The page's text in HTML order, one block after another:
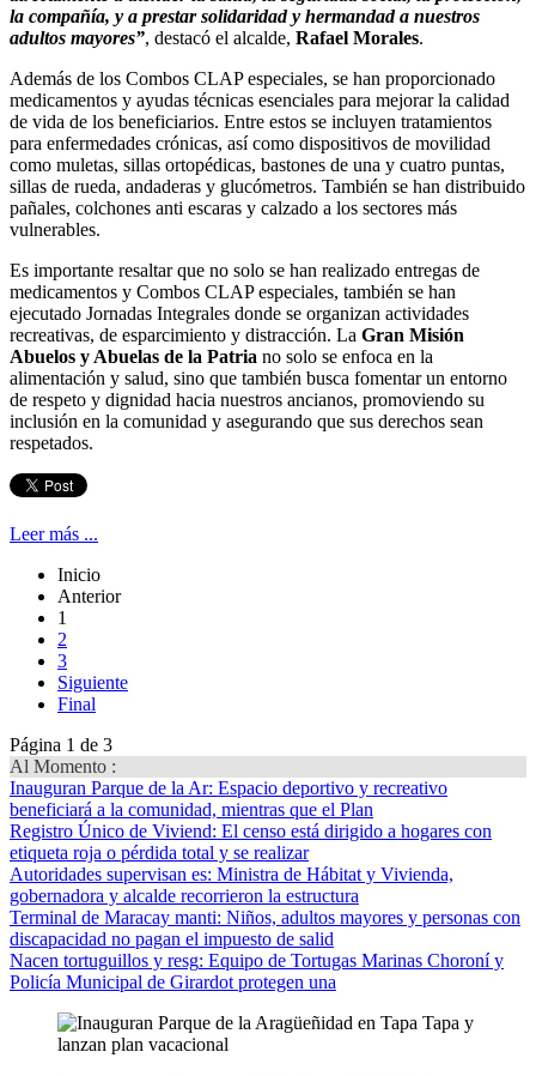
la compañía, y a prestar solidaridad y hermandad a nuestros
adultos mayores”, destacó el alcalde, Rafael Morales.
Además de los Combos CLAP especiales, se han proporcionado
medicamentos y ayudas técnicas esenciales para mejorar la calidad
de vida de los beneficiarios. Entre estos se incluyen tratamientos
para enfermedades crónicas, así como dispositivos de movilidad
como muletas, sillas ortopédicas, bastones de una y cuatro puntas,
sillas de rueda, andaderas y glucómetros. También se han distribuido
pañales, colchones anti escaras y calzado a los sectores más
vulnerables.
Es importante resaltar que no solo se han realizado entregas de
medicamentos y Combos CLAP especiales, también se han
ejecutado Jornadas Integrales donde se organizan actividades
recreativas, de esparcimiento y distracción. La Gran Misión
Abuelos y Abuelas de la Patria no solo se enfoca en la
alimentación y salud, sino que también busca fomentar un entorno
de respeto y dignidad hacia nuestros ancianos, promoviendo su
inclusión en la comunidad y asegurando que sus derechos sean
respetados.
Leer más ...
Inicio
Anterior
1
2
3
Siguiente
Final
Página 1 de 3
Al Momento :
Inauguran Parque de la Ar: Espacio deportivo y recreativo
beneficiará a la comunidad, mientras que el Plan
Registro Único de Viviend: El censo está dirigido a hogares con
etiqueta roja o pérdida total y se realizar
Autoridades supervisan es: Ministra de Hábitat y Vivienda,
gobernadora y alcalde recorrieron la estructura
Terminal de Maracay manti: Niños, adultos mayores y personas con
discapacidad no pagan el impuesto de salid
Nacen tortuguillos y resg: Equipo de Tortugas Marinas Choroní y
Policía Municipal de Girardot protegen una